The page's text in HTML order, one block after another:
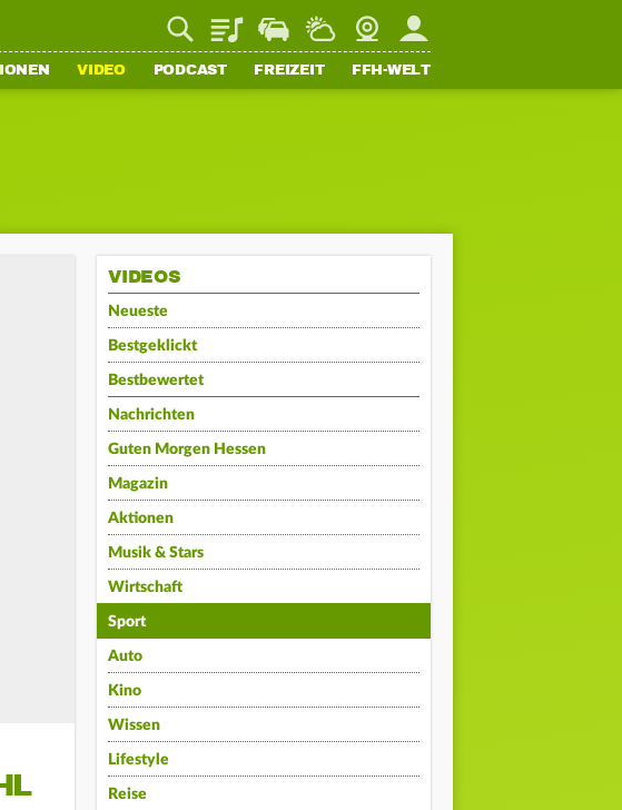
PlaylistStaupilotWetterWebcamMein FFH
VIDEO PODCAST FREIZEIT FFH-WELT
VIDEOS
Neueste
Bestgeklickt
Bestbewertet
Nachrichten
Guten Morgen Hessen
Magazin
Aktionen
Musik & Stars
Wirtschaft
Sport
Auto
Kino
Wissen
Lifestyle
Reise